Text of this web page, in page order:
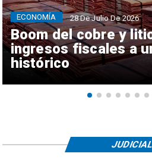
Boom del cobre y
ingresos fiscales a
histórico
ECONOMÍA 28 De Julio De 2026
JUDICIAL